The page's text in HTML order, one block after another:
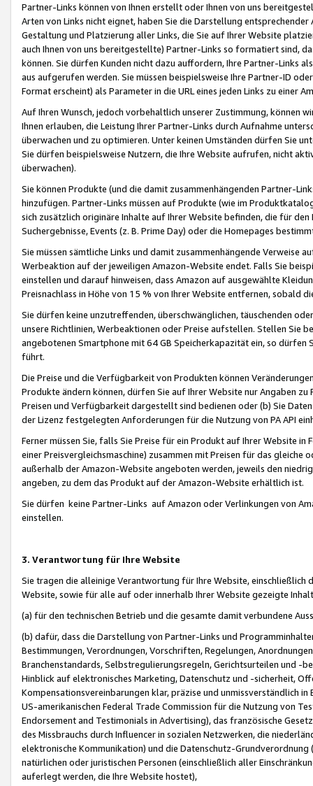
Partner-Links können von Ihnen erstellt oder Ihnen von uns
Arten von Links nicht eignet, haben Sie die Darstellung
Gestaltung und Platzierung aller Links, die Sie auf Ihrer Website
auch Ihnen von uns bereitgestellte) Partner-Links so formatiert sind,
können. Sie dürfen Kunden nicht dazu auffordern, Ihre Partner-Links
aus aufgerufen werden. Sie müssen beispielsweise Ihre Partner-ID
Format erscheint) als Parameter in die URL eines jeden Links zu einer
Auf Ihren Wunsch, jedoch vorbehaltlich unserer Zustimmung, können
Ihnen erlauben, die Leistung Ihrer Partner-Links durch Aufnahme
überwachen und zu optimieren. Unter keinen Umständen dürfen Sie
Sie dürfen beispielsweise Nutzern, die Ihre Website aufrufen, nicht
überwachen).
Sie können Produkte (und die damit zusammenhängenden Partner-
hinzufügen. Partner-Links müssen auf Produkte (wie im
sich zusätzlich originäre Inhalte auf Ihrer Website befinden, die für
Suchergebnisse, Events (z. B. Prime Day) oder die Homepages
Sie müssen sämtliche Links und damit zusammenhängende
Werbeaktion auf der jeweiligen Amazon-Website endet. Falls Sie
einstellen und darauf hinweisen, dass Amazon auf ausgewählte
Preisnachlass in Höhe von 15 % von Ihrer Website entfernen, sobald
Sie dürfen keine unzutreffenden, überschwänglichen, täuschenden
unsere Richtlinien, Werbeaktionen oder Preise aufstellen. Stellen Sie
angebotenen Smartphone mit 64 GB Speicherkapazität ein, so dürfen
führt.
Die Preise und die Verfügbarkeit von Produkten können
Produkte ändern können, dürfen Sie auf Ihrer Website nur Angaben
Preisen und Verfügbarkeit dargestellt sind bedienen oder (b) Sie
der Lizenz festgelegten Anforderungen für die Nutzung von PA API
Ferner müssen Sie, falls Sie Preise für ein Produkt auf Ihrer Website
einer Preisvergleichsmaschine) zusammen mit Preisen für das
außerhalb der Amazon-Website angeboten werden, jeweils den
angeben, zu dem das Produkt auf der Amazon-Website erhältlich ist.
Sie dürfen keine Partner-Links auf Amazon oder Verlinkungen von
einstellen.
3. Verantwortung für Ihre Website
Sie tragen die alleinige Verantwortung für Ihre Website,
Website, sowie für alle auf oder innerhalb Ihrer Website gezeigte
(a) für den technischen Betrieb und die gesamte damit verbundene
(b) dafür, dass die Darstellung von Partner-Links und
Bestimmungen, Verordnungen, Vorschriften, Regelungen,
Branchenstandards, Selbstregulierungsregeln, Gerichtsurteilen und -
Hinblick auf elektronisches Marketing, Datenschutz und -sicherheit,
Kompensationsvereinbarungen klar, präzise und unmissverständlich
US-amerikanischen Federal Trade Commission für die Nutzung von
Endorsement and Testimonials in Advertising), das französische
des Missbrauchs durch Influencer in sozialen Netzwerken, die
elektronische Kommunikation) und die Datenschutz-
natürlichen oder juristischen Personen (einschließlich aller
auferlegt werden, die Ihre Website hostet),